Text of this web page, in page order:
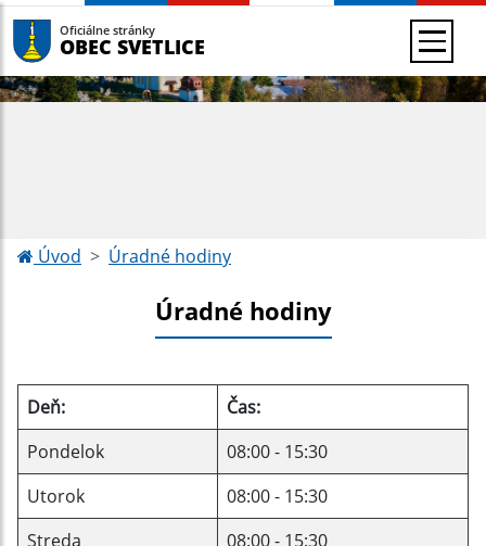
Oficiálne stránky
OBEC SVETLICE
Úvod Úradné hodiny
Úradné hodiny
Deň:
Čas:
Pondelok
08:00 - 15:30
Utorok
08:00 - 15:30
Streda
08:00 - 15:30